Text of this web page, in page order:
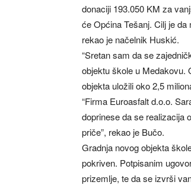
donaciji 193.050 KM za
će Općina Tešanj. Cilj je da
rekao je načelnik Huskić.
“Sretan sam da se
objektu škole u Medakovu.
objekta uložili oko 2,5
“Firma Euroasfalt d.o.o.
doprinese da se realizacija
priče”, rekao je Bučo.
Gradnja novog objekta
pokriven. Potpisanim
prizemlje, te da se izvrši